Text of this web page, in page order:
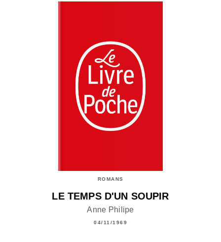
ROMANS
LE TEMPS D'UN SOUPIR
Anne Philipe
04/11/1969